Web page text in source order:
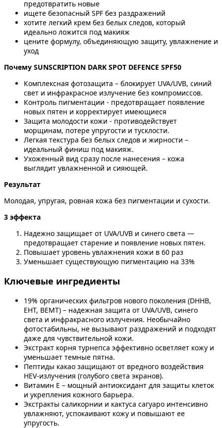
предотвратить новые
ищете безопасный SPF без раздражений
хотите легкий крем без белых следов, который
идеально ложится под макияж
цените формулу, объединяющую защиту, увлажнение и
уход
Почему SUNSCRIPTION DARK SPOT DEFENCE SPF50
Комплексная фотозащита – блокирует UVA/UVB, синий
свет и инфракрасное излучение без компромиссов.
Контроль пигментации - предотвращает появление
новых пятен и корректирует имеющиеся
Защита молодости кожи - противодействует
морщинам, потере упругости и тусклости.
Легкая текстура без белых следов и жирности –
идеальный финиш под макияж.
Ухоженный вид сразу после нанесения – кожа
выглядит увлажненной и сияющей.
Результат
Молодая, упругая, ровная кожа без пигментации и сухости.
3 эффекта
Надежно защищает от UVA/UVB и синего света —
предотвращает старение и появление новых пятен.
Повышает уровень увлажнения кожи в 60 раз
Уменьшает существующую пигментацию на 33%
Ключевые ингредиенты
19% органических фильтров нового поколения (DHHB,
EHT, BEMT) – надежная защита от UVA/UVB, синего
света и инфракрасного излучения. Необычайно
фотостабильны, не вызывают раздражений и подходят
даже для чувствительной кожи.
Экстракт корня турнепса эффективно осветляет кожу и
уменьшает темные пятна.
Пептиды какао защищают от вредного воздействия
HEV-излучения (голубого света экранов).
Витамин E – мощный антиоксидант для защиты клеток
и укрепления кожного барьера.
Экстракты саликорнии и кактуса сагуаро интенсивно
увлажняют, успокаивают кожу и повышают ее
упругость.